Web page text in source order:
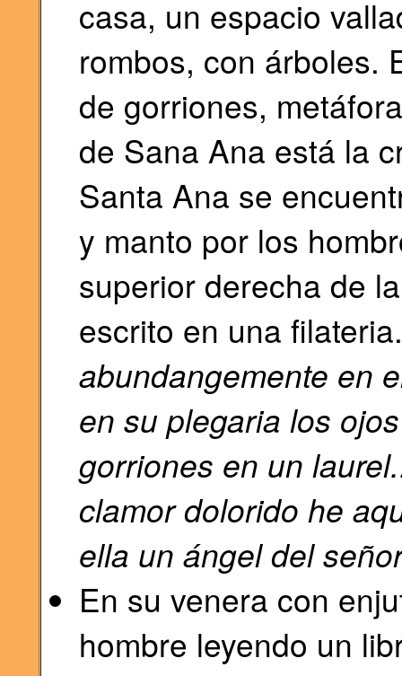
casa, un espacio
rombos, con árboles.
de gorriones,
de Sana Ana está la
Santa Ana se
y manto por los
superior derecha de
escrito en una filateria.
abundangemente en
en su plegaria los
gorriones en un
clamor dolorido he
ella un ángel del
En su venera con
hombre leyendo un